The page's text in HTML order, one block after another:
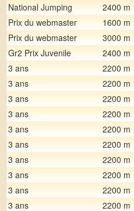
National Jumping
2400 m
Prix du webmaster
1600 m
Prix du webmaster
3000 m
Gr2 Prix Juvenile
2400 m
3 ans
2200 m
3 ans
2200 m
3 ans
2200 m
3 ans
2200 m
3 ans
2200 m
3 ans
2200 m
3 ans
2200 m
3 ans
2200 m
3 ans
2200 m
3 ans
2200 m